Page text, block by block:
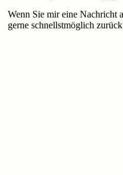
Wenn Sie mir eine Nachricht
gerne schnellstmöglich